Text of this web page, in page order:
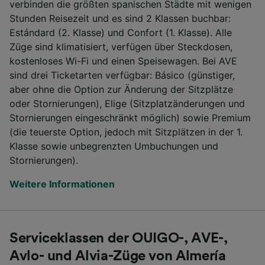
verbinden die größten spanischen Städte mit wenigen
Stunden Reisezeit und es sind 2 Klassen buchbar:
Estándard (2. Klasse) und Confort (1. Klasse). Alle
Züge sind klimatisiert, verfügen über Steckdosen,
kostenloses Wi-Fi und einen Speisewagen. Bei AVE
sind drei Ticketarten verfügbar: Básico (günstiger,
aber ohne die Option zur Änderung der Sitzplätze
oder Stornierungen), Elige (Sitzplatzänderungen und
Stornierungen eingeschränkt möglich) sowie Premium
(die teuerste Option, jedoch mit Sitzplätzen in der 1.
Klasse sowie unbegrenzten Umbuchungen und
Stornierungen).
Weitere Informationen
Serviceklassen der OUIGO-, AVE-,
Avlo- und Alvia-Züge von Almería